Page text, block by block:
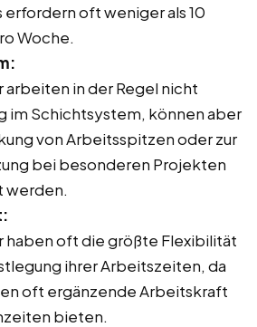
erfordern oft weniger als 10
Woche.
in der Regel nicht
im Schichtsystem, können aber
von Arbeitsspitzen oder zur
bei besonderen Projekten
werden.
haben oft die größte Flexibilität
ihrer Arbeitszeiten, da
oft ergänzende Arbeitskraft
bieten.